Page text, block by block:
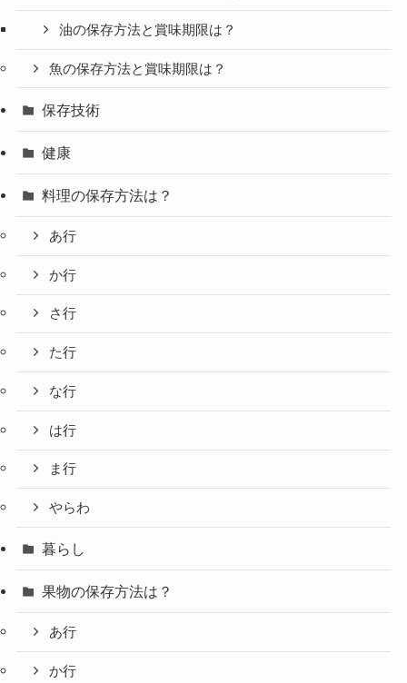
油の保存方法と賞味期限は？
魚の保存方法と賞味期限は？
保存技術
健康
料理の保存方法は？
あ行
か行
さ行
た行
な行
は行
ま行
やらわ
暮らし
果物の保存方法は？
あ行
か行